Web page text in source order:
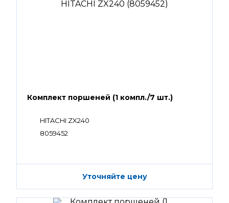
Комплект поршеней (1 компл./7 шт.)
HITACHI ZX240
8059452
Уточняйте цену